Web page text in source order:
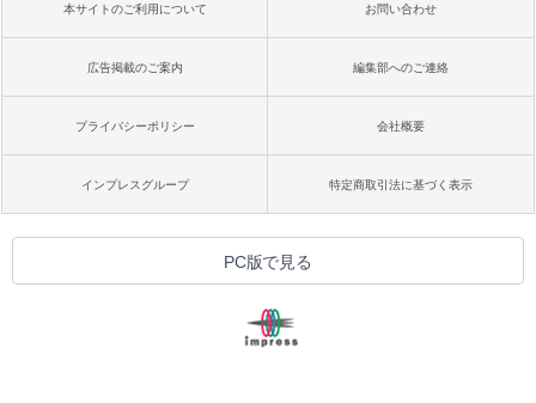
本サイトのご利用について お問い合わせ
広告掲載のご案内 編集部へのご連絡
プライバシーポリシー 会社概要
インプレスグループ 特定商取引法に基づく表示
PC版で見る